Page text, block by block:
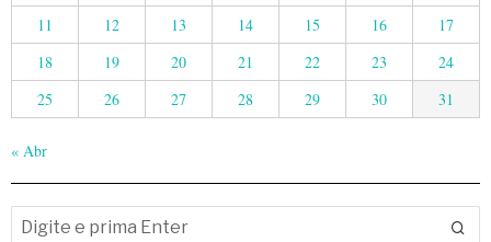
11
12 13 14 15 16
17
18
19 20 21 22 23
24
25
26 27 28 29 30 31
« Abr